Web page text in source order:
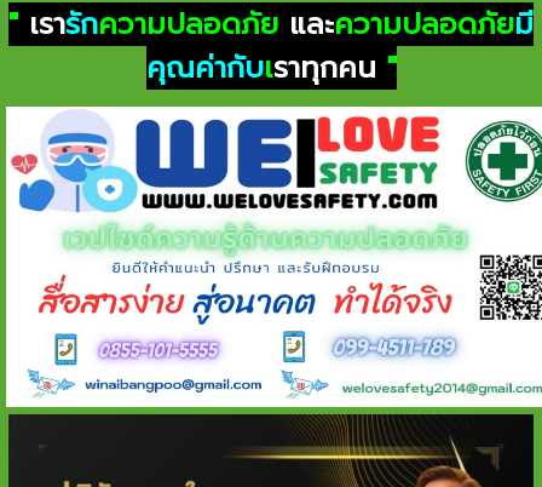
" เรารักความปลอดภัย และความปลอดภัยมี
คุณค่ากับเราทุกคน "